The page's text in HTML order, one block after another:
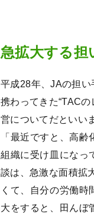
急拡大する担
平成28年、JAの担
携わってきた“TAC
営についてだといい
「最近ですと、高
組織に受け皿になっ
談は、急激な面積拡
くて、自分の労働
大をすると、田んぼ